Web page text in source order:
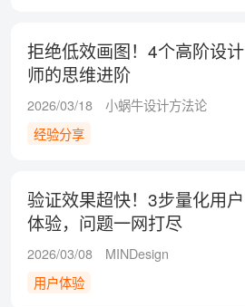
拒绝低效画图！4个高阶设计
师的思维进阶
2026/03/18
小蜗牛设计方法论
经验分享
验证效果超快！3步量化用户
体验，问题一网打尽
2026/03/08
MINDesign
用户体验